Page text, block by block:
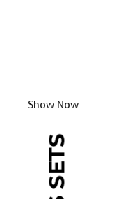
Show Now